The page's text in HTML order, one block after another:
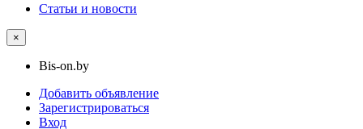
Статьи и новости
×
Bis-on.by
Добавить объявление
Зарегистрироваться
Вход